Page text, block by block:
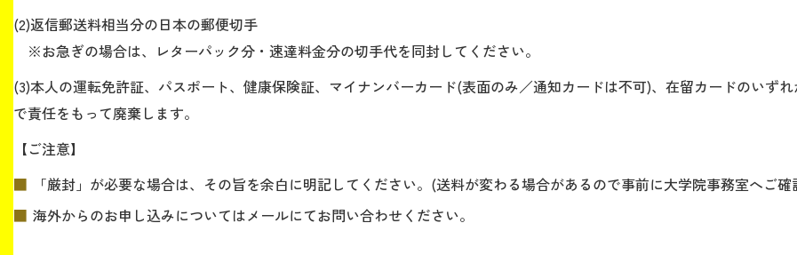
(2)返信郵送料相当分の日本の郵便切手
※お急ぎの場合は、レターパック分・速達料金分の切手代を同封してください。
(3)本人の運転免許証、パスポート、健康保険証、マイナンバーカード(表面のみ／通知カードは不可)、在留カードのいず
で責任をもって廃棄します。
【ご注意】
「厳封」が必要な場合は、その旨を余白に明記してください。(送料が変わる場合があるので事前に大学院事務室へご
海外からのお申し込みについてはメールにてお問い合わせください。